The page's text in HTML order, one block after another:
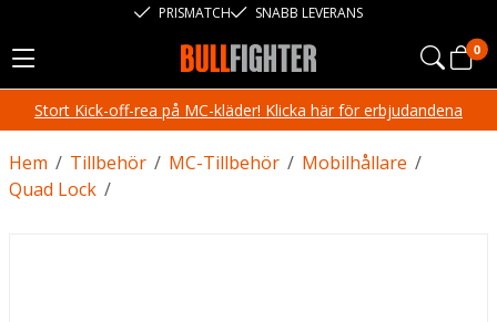
PRISMATCH SNABB LEVERANS
0
Stort Kick-off-rea på MC-kläder! Klicka här för erbjudandena
/
Hem /
Tillbehör /
MC-Tillbehör /
Mobilhållare
/
Quad Lock